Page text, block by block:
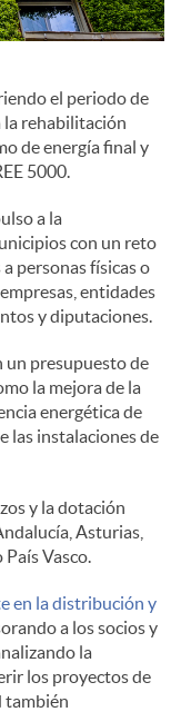
el periodo de
la rehabilitación
de energía final y
5000.
a la
con un reto
personas físicas o
entidades
y diputaciones.
un presupuesto de
la mejora de la
energética de
las instalaciones de
y la dotación
Asturias,
Vasco.
en la distribución y
a los socios y
la
los proyectos de
también